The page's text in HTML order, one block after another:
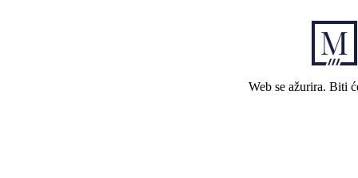
Web se ažurira. Biti